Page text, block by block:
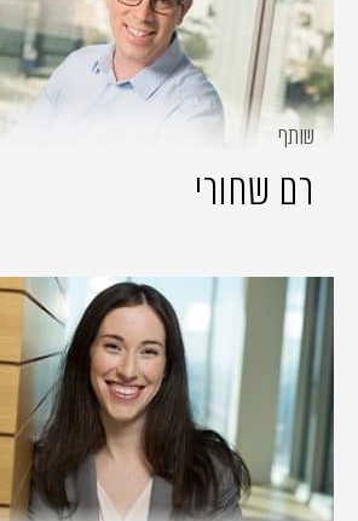
שותף
רם שחורי